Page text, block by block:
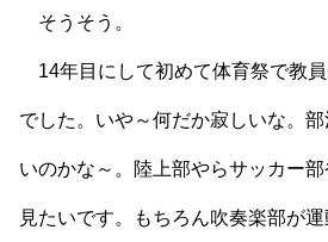
そうそう。
14年目にして初めて体育祭で教
でした。いや～何だか寂しいな。
いのかな～。陸上部やらサッカー
見たいです。もちろん吹奏楽部が